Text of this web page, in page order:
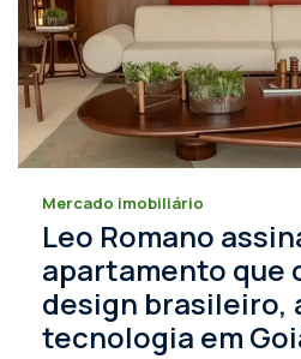
Mercado imobiliário
Leo Romano
apartamento que
design brasileiro,
tecnologia em